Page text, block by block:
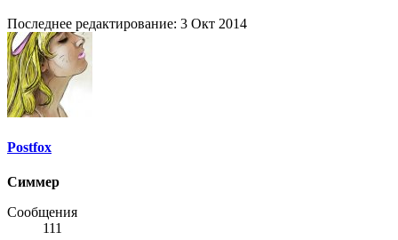
Последнее редактирование: 3 Окт 2014
Postfox
Симмер
Сообщения
111